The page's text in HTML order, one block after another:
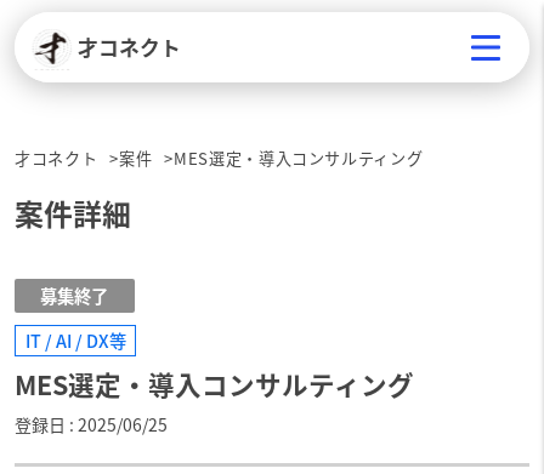
才コネクト
才コネクト 案件 MES選定・導入コンサルティング
案件詳細
募集終了
IT / AI / DX等
MES選定・導入コンサルティング
登録日 2025/06/25